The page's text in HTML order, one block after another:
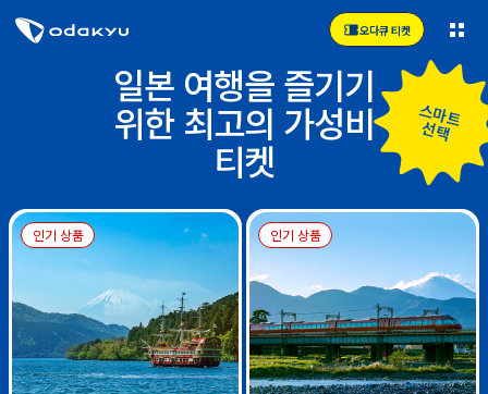
오다큐 티켓
일본 여행을 즐기기
위한 최고의 가성비
티켓
스마트
선택
인기 상품 인기 상품